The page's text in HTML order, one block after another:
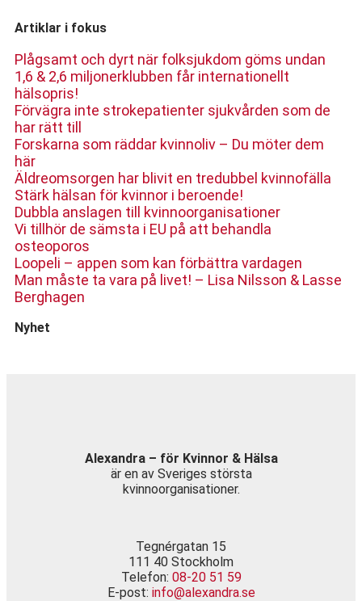
Artiklar i fokus
Plågsamt och dyrt när folksjukdom göms undan
1,6 & 2,6 miljonerklubben får internationellt
hälsopris!
Förvägra inte strokepatienter sjukvården som de
har rätt till
Forskarna som räddar kvinnoliv – Du möter dem
här
Äldreomsorgen har blivit en tredubbel kvinnofälla
Stärk hälsan för kvinnor i beroende!
Dubbla anslagen till kvinnoorganisationer
Vi tillhör de sämsta i EU på att behandla
osteoporos
Loopeli – appen som kan förbättra vardagen
Man måste ta vara på livet! – Lisa Nilsson & Lasse
Berghagen
Nyhet
Alexandra – för Kvinnor & Hälsa
är en av Sveriges största
kvinnoorganisationer.
Tegnérgatan 15
111 40 Stockholm
Telefon: 08-20 51 59
E-post: info@alexandra.se